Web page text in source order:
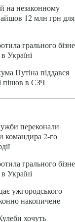
на незаконному
12 млн грн для
грального
Україні
Путіна піддався
пішов в СЗЧ
переконали
командира 2-го
грального
Україні
ужгородського
накопичене
хочуть